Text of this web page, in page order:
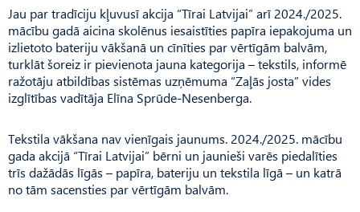
Jau par tradīciju kļuvusī akcija “Tīrai Latvijai” arī 2024./2025.
mācību gadā aicina skolēnus iesaistīties papīra iepakojuma un
izlietoto bateriju vākšanā un cīnīties par vērtīgām balvām,
turklāt šoreiz ir pievienota jauna kategorija – tekstils, informē
ražotāju atbildības sistēmas uzņēmuma “Zaļās josta” vides
izglītības vadītāja Elīna Sprūde-Nesenberga.
Tekstila vākšana nav vienīgais jaunums. 2024./2025. mācību
gada akcijā “Tīrai Latvijai” bērni un jaunieši varēs piedalīties
trīs dažādās līgās – papīra, bateriju un tekstila līgā – un katrā
no tām sacensties par vērtīgām balvām.